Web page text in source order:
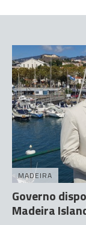
MADEIRA
Governo
Madeira